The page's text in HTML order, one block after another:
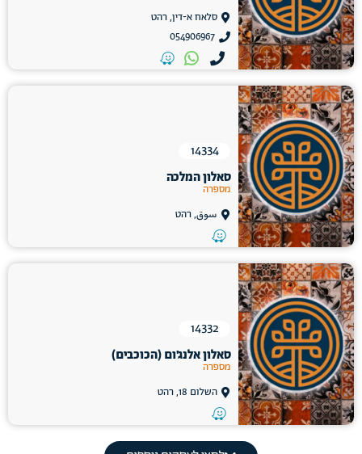
סלאח א-דין, רהט
054906967
14334
סאלון המלכה
מספרה
سوق, רהט
14332
סאלון אלנג'ום (הכוכבים)
מספרה
השלום 18, רהט